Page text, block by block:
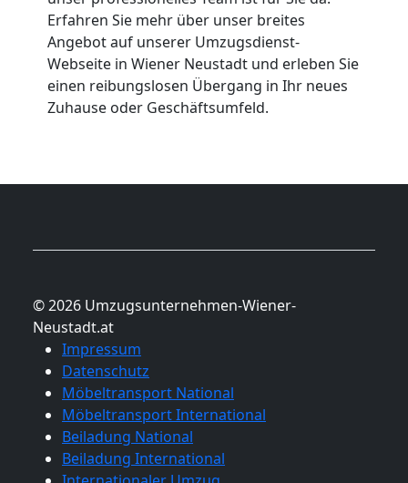
Erfahren Sie mehr über unser breites
Angebot auf unserer Umzugsdienst-
Webseite in Wiener Neustadt und erleben Sie
einen reibungslosen Übergang in Ihr neues
Zuhause oder Geschäftsumfeld.
© 2026 Umzugsunternehmen-Wiener-
Neustadt.at
Impressum
Datenschutz
Möbeltransport National
Möbeltransport International
Beiladung National
Beiladung International